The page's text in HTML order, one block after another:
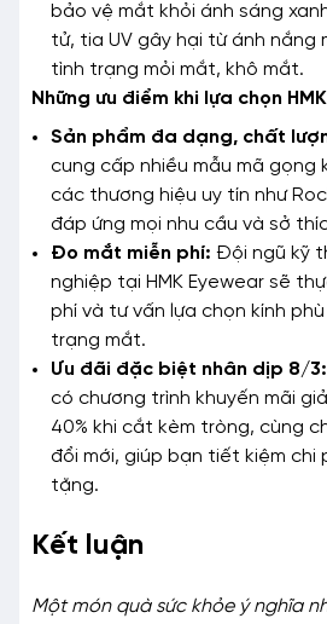
bảo vệ mắt khỏi ánh sáng
tử, tia UV gây hại từ ánh nắng
tình trạng mỏi mắt, khô mắt.
Những ưu điểm khi lựa chọn
Sản phẩm đa dạng, chất
cung cấp nhiều mẫu mã gọng
các thương hiệu uy tín như
đáp ứng mọi nhu cầu và sở
Đo mắt miễn phí: Đội ngũ kỹ
nghiệp tại HMK Eyewear sẽ
phí và tư vấn lựa chọn kính
trạng mắt.
Ưu đãi đặc biệt nhân dịp 8/3:
có chương trình khuyến mãi
40% khi cắt kèm tròng, cùng
đổi mới, giúp bạn tiết kiệm chi
tặng.
Kết luận
Một món quà sức khỏe ý nghĩa